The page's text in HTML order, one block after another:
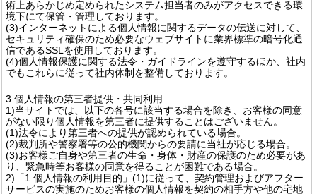
術上あらかじめ定められたシステム担当者のみがアクセスできる環
境下にて保管・管理しております。
(3)インターネットによる個人情報に関するデータの伝送に対して、
セキュリティ確保のため必要なウェブサイトに業界標準の暗号化通
信であるSSLを使用しております。
(4)個人情報保護に関する法令・ガイドラインを遵守するほか、社内
でもこれらに従って社内体制を整備しております。
3.個人情報の第三者提供・共同利用
1)当サイトでは、以下の各号に該当する場合を除き、お客様の同意
がない限り個人情報を第三者に提供することはございません。
(1)法令により第三者への提供が認められている場合。
(2)裁判所や警察署等の公的機関からの要請に当社が応じる場合。
(3)お客様ご自身や第三者の生命・身体・財産の保護のため必要があ
り、緊急時等お客様の同意を得ることが困難である場合。
2)「1.個人情報の利用目的」(1)に従って、契約管理およびアフター
サービスの実施のためお客様の個人情報を契約の相手方や他の宅地